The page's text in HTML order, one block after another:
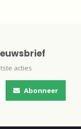
acties
Abonneer